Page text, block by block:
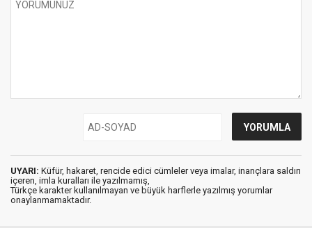
UYARI: Küfür, hakaret, rencide edici cümleler veya imalar, inançlara saldırı
içeren, imla kuralları ile yazılmamış,
Türkçe karakter kullanılmayan ve büyük harflerle yazılmış yorumlar
onaylanmamaktadır.